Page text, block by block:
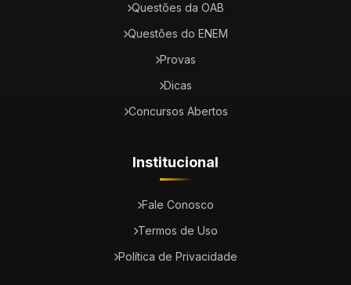
Questões da OAB
Questões do ENEM
Provas
Dicas
Concursos Abertos
Institucional
Fale Conosco
Termos de Uso
Política de Privacidade